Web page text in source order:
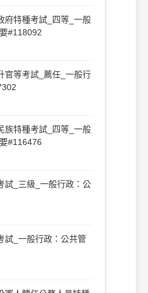
府特種考試_四等_一般
#118092
官等考試_薦任_一般行
族特種考試_四等_一般
#116476
試_三級_一般行政：公
試_一般行政：公共管